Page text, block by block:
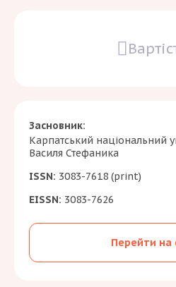
Засновник:
Карпатський національний
Василя Стефаника
ISSN: 3083-7618 (print)
EISSN: 3083-7626
Перейти на